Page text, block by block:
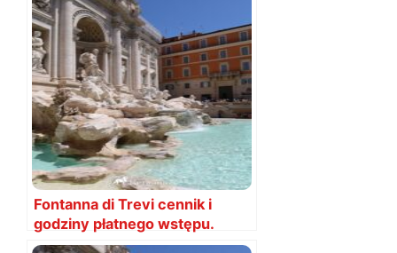
Fontanna di Trevi cennik i
godziny płatnego wstępu.
Kiedy za darmo?